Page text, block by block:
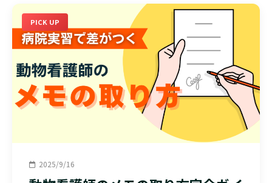
PICK UP
2025/9/16